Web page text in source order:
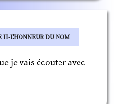
II-L'HONNEUR DU NOM
je vais écouter avec